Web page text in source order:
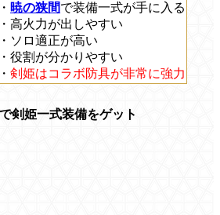
・ 暁の狭間で装備一式が手に入る
・高火力が出しやすい
・ソロ適正が高い
・役割が分かりやすい
・ 剣姫はコラボ防具が非常に強力
剣姫一式装備をゲット